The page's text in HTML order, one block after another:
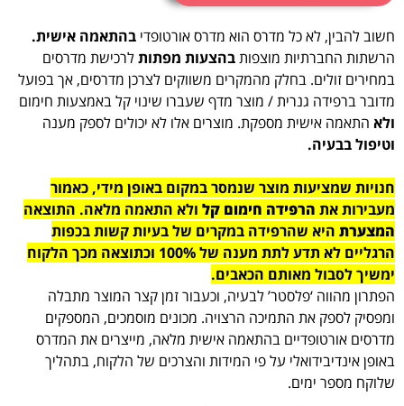
חשוב להבין, לא כל מדרס הוא מדרס אורטופדי בהתאמה אישית.
הרשתות החברתיות מוצפותבהצעות מפתותלרכישת מדרסים
במחירים זולים. בחלק מהמקרים משווקים לצרכן מדרסים, אך בפועל
מדובר ברפידה גנרית / מוצר מדף שעברו שינוי קל באמצעות חימום
ולא התאמה אישית מספקת. מוצרים אלו לא יכולים לספק מענה
וטיפול בבעיה.
חנויות שמציעות מוצר שנמסר במקום באופן מידי, כאמור
מעבירות את הרפידה חימום קל ולא התאמה מלאה. התוצאה
המצערת היא שהרפידה במקרים של בעיות קשות בכפות
הרגליים לא תדע לתת מענה של 100% וכתוצאה מכך הלקוח
ימשיך לסבול מאותם הכאבים.
הפתרון מהווה ‘פלסטר’ לבעיה, וכעבור זמן קצר המוצר מתבלה
ומפסיק לספק את התמיכה הרצויה. מכונים מוסמכים, המספקים
מדרסים אורטופדיים בהתאמה אישית מלאה, מייצרים את המדרס
באופן אינדיבידואלי על פי המידות והצרכים של הלקוח, בתהליך
שלוקח מספר ימים.